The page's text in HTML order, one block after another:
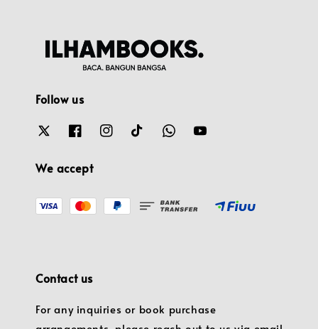
Follow us
We accept
Contact us
For any inquiries or book purchase